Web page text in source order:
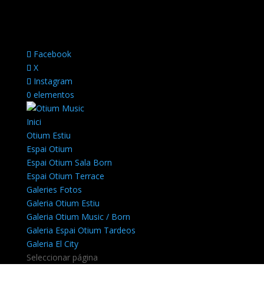
Facebook
X
Instagram
0 elementos
Inici
Otium Estiu
Espai Otium
Espai Otium Sala Born
Espai Otium Terrace
Galeries Fotos
Galeria Otium Estiu
Galeria Otium Music / Born
Galeria Espai Otium Tardeos
Galeria El City
Seleccionar página